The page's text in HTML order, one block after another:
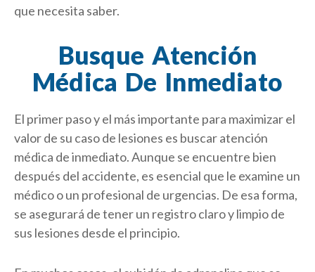
que necesita saber.
Busque Atención
Médica De Inmediato
El primer paso y el más importante para maximizar el
valor de su caso de lesiones es buscar atención
médica de inmediato. Aunque se encuentre bien
después del accidente, es esencial que le examine un
médico o un profesional de urgencias. De esa forma,
se asegurará de tener un registro claro y limpio de
sus lesiones desde el principio.